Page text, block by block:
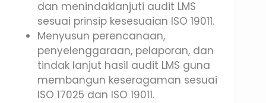
dan menindaklanjuti audit LMS
sesuai prinsip kesesuaian ISO 19011.
Menyusun perencanaan,
penyelenggaraan, pelaporan, dan
tindak lanjut hasil audit LMS guna
membangun keseragaman sesuai
ISO 17025 dan ISO 19011.